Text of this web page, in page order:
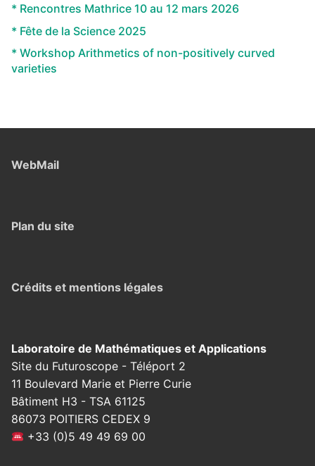
* Rencontres Mathrice 10 au 12 mars 2026
* Fête de la Science 2025
* Workshop Arithmetics of non-positively curved
varieties
WebMail
Plan du site
Crédits et mentions légales
Laboratoire de Mathématiques et Applications
Site du Futuroscope - Téléport 2
11 Boulevard Marie et Pierre Curie
Bâtiment H3 - TSA 61125
86073 POITIERS CEDEX 9
+33 (0)5 49 49 69 00